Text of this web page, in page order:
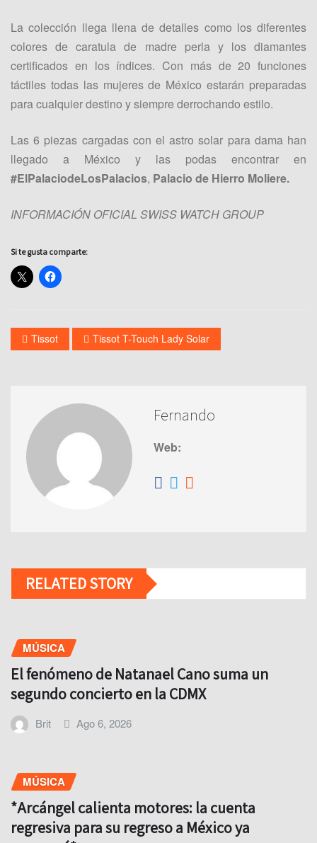
La colección llega llena de detalles como los diferentes
colores de caratula de madre perla y los diamantes
certificados en los índices. Con más de 20 funciones
táctiles todas las mujeres de México estarán preparadas
para cualquier destino y siempre derrochando estilo.
Las 6 piezas cargadas con el astro solar para dama han
llegado a México y las podas encontrar en
#ElPalaciodeLosPalacios, Palacio de Hierro Moliere.
INFORMACIÓN OFICIAL SWISS WATCH GROUP
Si te gusta comparte:
Tissot Tissot T-Touch Lady Solar
Fernando
Web:
RELATED STORY
MÚSICA
El fenómeno de Natanael Cano suma un
segundo concierto en la CDMX
Brit Ago 6, 2026
MÚSICA
*Arcángel calienta motores: la cuenta
regresiva para su regreso a México ya